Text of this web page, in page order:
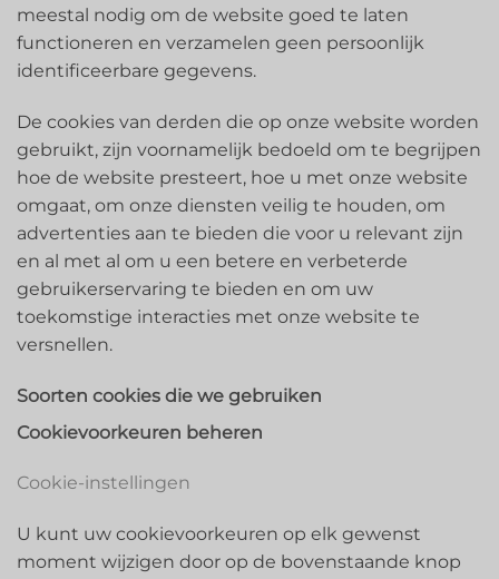
meestal nodig om de website goed te laten
functioneren en verzamelen geen persoonlijk
identificeerbare gegevens.
De cookies van derden die op onze website worden
gebruikt, zijn voornamelijk bedoeld om te begrijpen
hoe de website presteert, hoe u met onze website
omgaat, om onze diensten veilig te houden, om
advertenties aan te bieden die voor u relevant zijn
en al met al om u een betere en verbeterde
gebruikerservaring te bieden en om uw
toekomstige interacties met onze website te
versnellen.
Soorten cookies die we gebruiken
Cookievoorkeuren beheren
Cookie-instellingen
U kunt uw cookievoorkeuren op elk gewenst
moment wijzigen door op de bovenstaande knop